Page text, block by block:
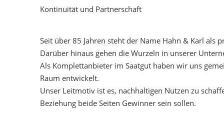
Kontinuität und Partnerschaft
Seit über 85 Jahren steht der Name Hahn & Karl
Darüber hinaus gehen die Wurzeln in unserer
Als Komplettanbieter im Saatgut haben wir uns
Raum entwickelt.
Unser Leitmotiv ist es, nachhaltigen Nutzen zu
Beziehung beide Seiten Gewinner sein sollen.